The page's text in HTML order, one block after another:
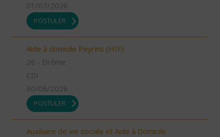
01/07/2026
POSTULER
Aide à domicile Peyrins (H/F)
26 - Drôme
CDI
30/06/2026
POSTULER
Auxiliaire de vie sociale et Aide à Domicile